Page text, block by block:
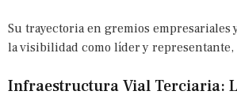
Su trayectoria en gremios
la visibilidad como líder y
Infraestructura Vial Terciaria: